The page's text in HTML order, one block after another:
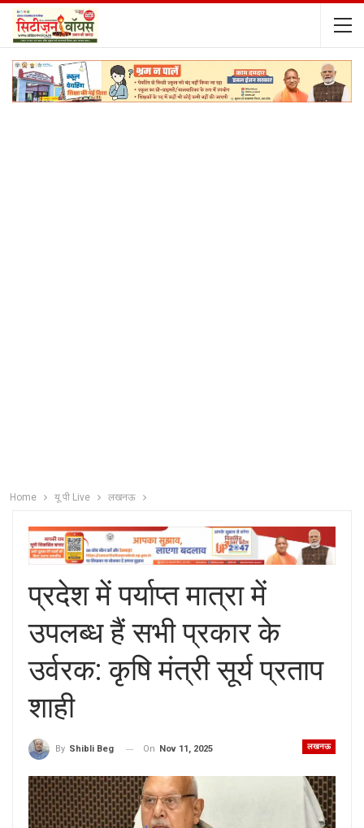
Home यू पी Live लखनऊ
प्रदेश में पर्याप्त मात्रा में
उपलब्ध हैं सभी प्रकार के
उर्वरक: कृषि मंत्री सूर्य प्रताप
शाही
लखनऊ
By Shibli Beg On Nov 11, 2025